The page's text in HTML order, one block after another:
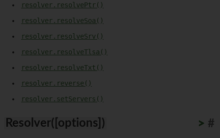
resolver.resolvePtr()
resolver.resolveSoa()
resolver.resolveSrv()
resolver.resolveTlsa()
resolver.resolveTxt()
resolver.reverse()
resolver.setServers()
Resolver([options]) #
>
>
>
>
>
>
>
>
>
>